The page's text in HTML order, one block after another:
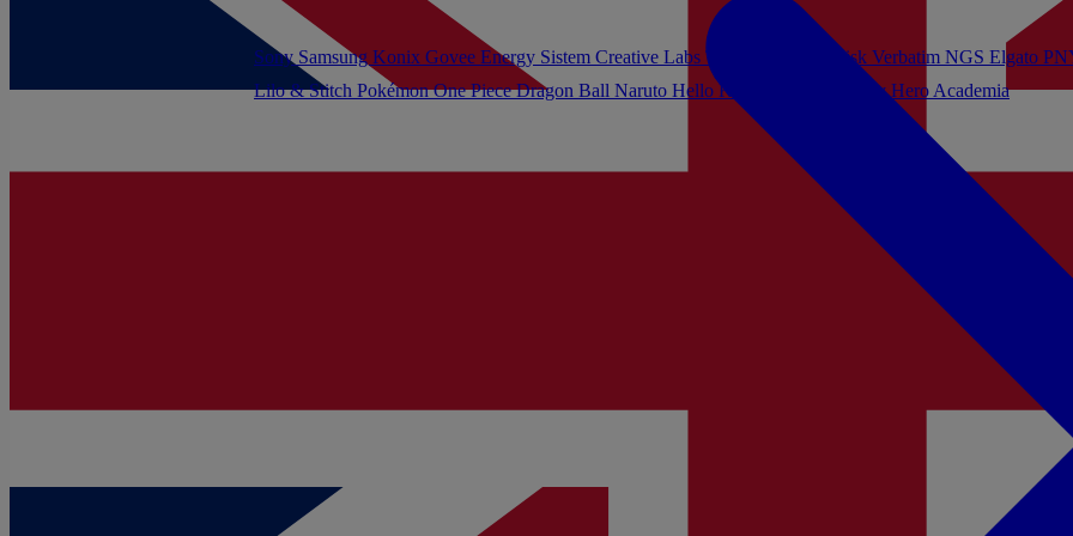
Lilo & Stitch PokémonOne PieceDragon Ball Naruto Hello Kitty My Hero Academia
Sony Samsung Konix Govee Energy Sistem Creative Labs Turtle Beach Sandisk Verbatim NGS Elgato